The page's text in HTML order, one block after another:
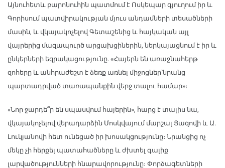
Այնուհետև բարոնուհին պատմում է Ոսկեպար գյուղում իր և
Գորիսում պատվիրակության մյուս անդամների տեսածների
մասին, և վկայակոչելով Գետաշենից և հայկական այլ
վայրերից մազապուրծ արցախցիներին, ներկայացնում է իր և
ընկերների եզրակացությունը. «Հայերն են առաջնահերթ
զոհերը և անհրաժեշտ է ձեռք առնել միջոցներ՝նրանց
պարտադրված տառապանքին վերջ տալու համար»։
«Նոր ջարդե՞ր են սպասվում հայերին», հարց է տալիս նա,
վկայակոչելով վերադարձին Մոսկվայում մարշալ Յազովի և Ա.
Լուկյանովի հետ ունեցած իր խոսակցությունը։ Նրանցից ոչ
մեկը չի հերքել պատահածները և ժխտել գալիք
լարվածությունների հնարավորությունը։ Փորձագետների